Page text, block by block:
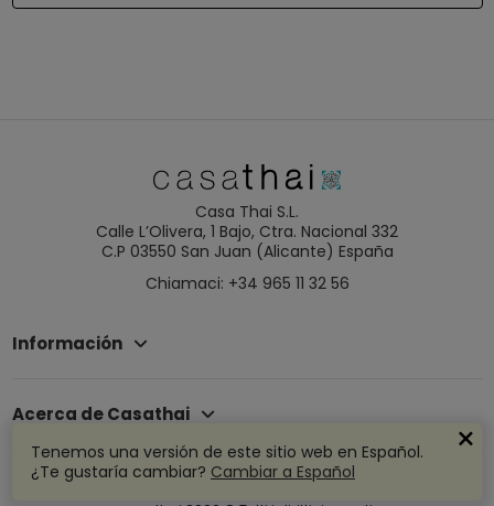
Casa Thai S.L.
Calle L’Olivera, 1 Bajo, Ctra. Nacional 332
C.P 03550 San Juan (Alicante) España
Chiamaci: +34 965 11 32 56
Información
Acerca de Casathai
Tenemos una versión de este sitio web en Español.
¿Te gustaría cambiar? Cambiar a Español